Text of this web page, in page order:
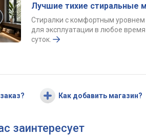
Лучшие тихие стиральные
Стиралки с комфортным
для эксплуатации в любое время
суток.
Как добавить магазин?
заинтересует